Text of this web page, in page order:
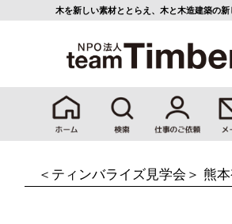
木を新しい素材ととらえ、 木と木造建築の
＜ティンバライズ見学会＞ 熊